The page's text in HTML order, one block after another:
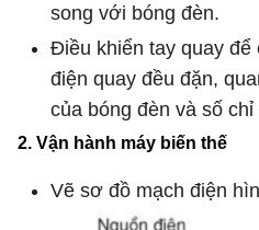
song với bóng đèn.
Điều khiển tay quay để
điện quay đều đặn,
của bóng đèn và số chỉ
2. Vận hành máy biến thế
Vẽ sơ đồ mạch điện